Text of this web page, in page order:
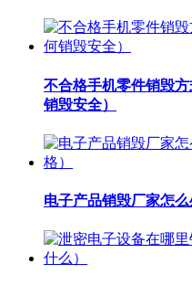
不合格手机零件销毁
销毁安全）
电子产品销毁厂家怎